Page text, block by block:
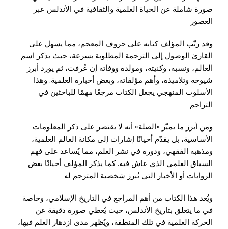
صورة شاملة عن الحياة العلمية والثقافية في الأندلس عبر
العصور
وقد رتّب المؤلف كتابه على حروف المعجم، مما يسهل على
القارئ الوصول إلى الترجمة المطلوبة بسرعة، حيث يذكر اسم
العالم، ونسبه، وكنيته، ومولده ووفاته إن عُرفت، ثم يورد أبرز
شيوخه وتلاميذه، وأهم مؤلفاته، وبعض أخباره العلمية. وهذا
الأسلوب المنهجي يجعل الكتاب مرجعًا مهمًا للباحثين في
التراجم
ومن أبرز ما يميّز «الصلة» أنه لا يقتصر على ذكر المعلومات
الأساسية، بل يقدّم أحيانًا إشارات إلى مكانة العالم العلمية،
ومذهبه الفقهي، ودوره في نشر العلم، مما يُساعد على فهم
السياق العلمي الذي عاش فيه. كما يذكر المؤلف أحيانًا بعض
الروايات أو الأخبار التي تُبرز شخصية المترجم له
ويُعد هذا الكتاب من أهم المراجع في التاريخ الإسلامي، وخاصة
في ما يتعلق بتاريخ الأندلس، حيث يُعطي صورة دقيقة عن
الحركة العلمية في تلك المنطقة، ويُظهر مدى ازدهار العلم فيها،